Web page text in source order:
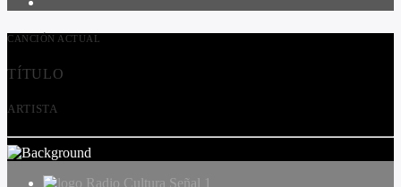
CANCIÓN ACTUAL
TÍTULO
ARTISTA
Radio Cultura Señal 1